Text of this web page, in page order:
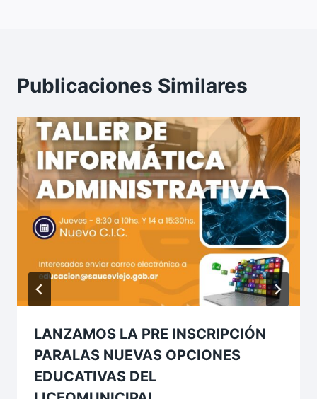
Publicaciones Similares
LANZAMOS LA PRE INSCRIPCIÓN
PARALAS NUEVAS OPCIONES
EDUCATIVAS DEL